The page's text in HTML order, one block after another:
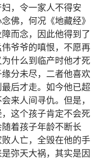
，令一家人不得安
佛，何况《地藏经》
而念，因此他得到了
爷爷的嗔恨，不愿再
什么到临产时他才死
分未尽，二者他喜欢
后才走。如今他已超
来人间寻仇。但是，
这个孩子肯定不会死
着孩子年龄不断长
人亡，全毁在他的手
弥天大祸，其实是因